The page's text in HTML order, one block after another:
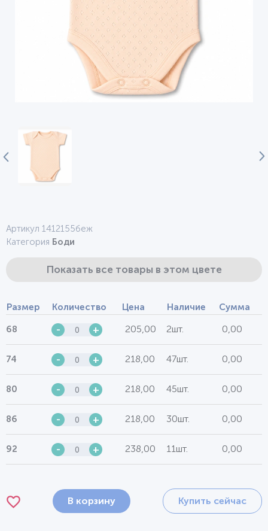
Артикул 1412155беж
Категория Боди
Показать все товары в этом цвете
Размер Количество Цена Наличие Сумма
68 - + 205,00 2шт. 0,00
74 - + 218,00 47шт. 0,00
80 - + 218,00 45шт. 0,00
86 - + 218,00 30шт. 0,00
92 - + 238,00 11шт. 0,00
В корзину Купить сейчас